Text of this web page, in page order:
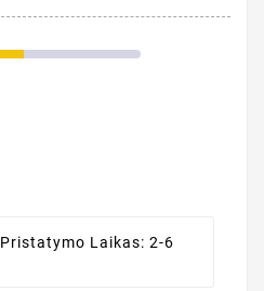
Pristatymo Laikas: 2-6